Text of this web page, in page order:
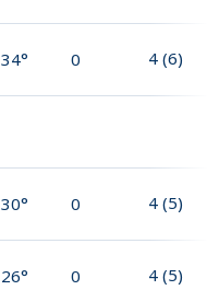
34° 0 4 (6)
30° 0 4 (5)
26° 0 4 (5)